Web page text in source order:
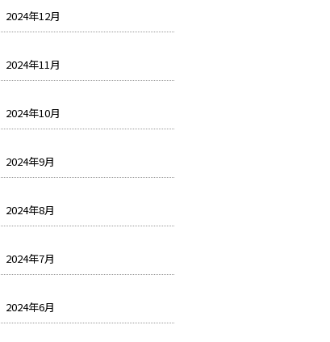
2024年12月
2024年11月
2024年10月
2024年9月
2024年8月
2024年7月
2024年6月